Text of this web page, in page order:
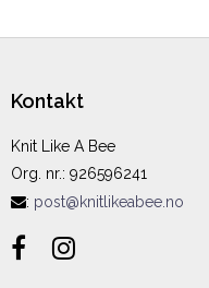
Kontakt
Knit Like A Bee
Org. nr.: 926596241
: post@knitlikeabee.no